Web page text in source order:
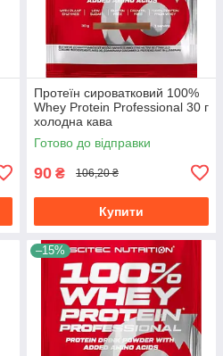
Протеїн сироватковий 100%
Whey Protein Professional 30 г
холодна кава
Готово до відправки
90 ₴ 106,20 ₴
Купити
–15%